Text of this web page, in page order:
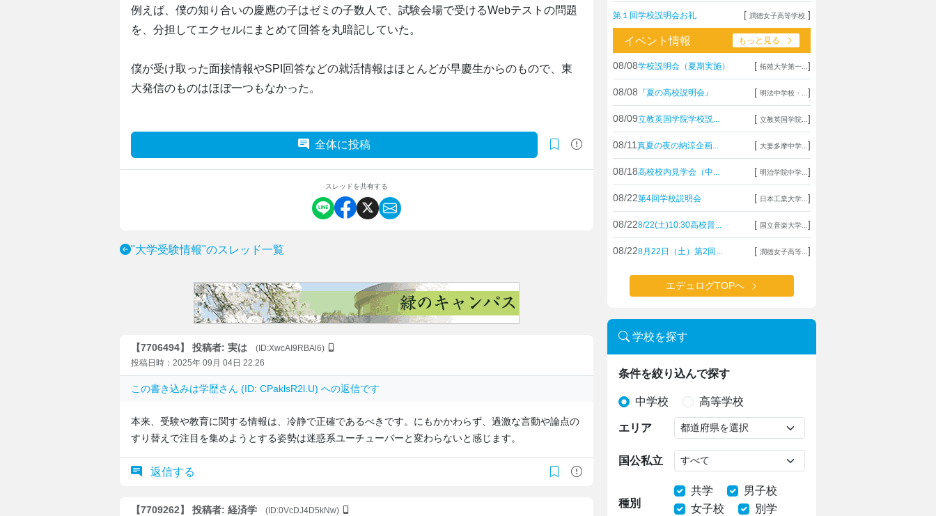
例えば、僕の知り合いの慶應の子はゼミの子数人で、試験会場で受けるWebテストの問題
を、分担してエクセルにまとめて回答を丸暗記していた。
僕が受け取った面接情報やSPI回答などの就活情報はほとんどが早慶生からのもので、東
大発信のものはほぼ一つもなかった。
全体に投稿
スレッドを共有する
"大学受験情報"のスレッド一覧
【7706494】 投稿者: 実は
(ID:XwcAI9RBAl6)
投稿日時：2025年 09月 04日 22:26
この書き込みは学歴さん (ID: CPaklsR2l.U) への返信です
本来、受験や教育に関する情報は、冷静で正確であるべきです。にもかかわらず、過激な言動や論点の
すり替えで注目を集めようとする姿勢は迷惑系ユーチューバーと変わらないと感じます。
返信する
【7709262】 投稿者: 経済学
(ID:0VcDJ4D5kNw)
第１回学校説明会お礼 [ 潤徳女子高等学校 ]
イベント情報 もっと見る
08/08学校説明会（夏期実施） [ 拓殖大学第一... ]
08/08 『夏の高校説明会』 [ 明法中学校・... ]
08/09立教英国学院学校説... [ 立教英国学院... ]
08/11 真夏の夜の納涼企画... [ 大妻多摩中学... ]
08/18高校校内見学会（中... [ 明治学院中学... ]
08/22第4回学校説明会 [ 日本工業大学... ]
08/228/22(土)10:30高校普... [ 国立音楽大学... ]
08/228月22日（土）第2回... [ 潤徳女子高等... ]
エデュログTOPへ
学校を探す
条件を絞り込んで探す
中学校 高等学校
エリア
国公私立
種別
共学
男子校
女子校
別学